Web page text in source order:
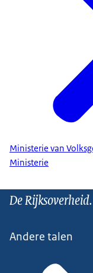
Ministerie van
Ministerie
De
Andere talen